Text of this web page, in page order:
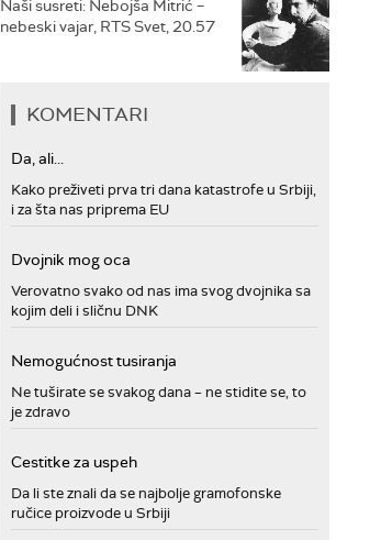
Naši susreti: Nebojša Mitrić –
nebeski vajar, RTS Svet, 20.57
KOMENTARI
Da, ali...
Kako preživeti prva tri dana katastrofe u Srbiji,
i za šta nas priprema EU
Dvojnik mog oca
Verovatno svako od nas ima svog dvojnika sa
kojim deli i sličnu DNK
Nemogućnost tusiranja
Ne tuširate se svakog dana – ne stidite se, to
je zdravo
Cestitke za uspeh
Da li ste znali da se najbolje gramofonske
ručice proizvode u Srbiji